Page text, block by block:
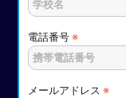
電話番号 ※
メールアドレス ※